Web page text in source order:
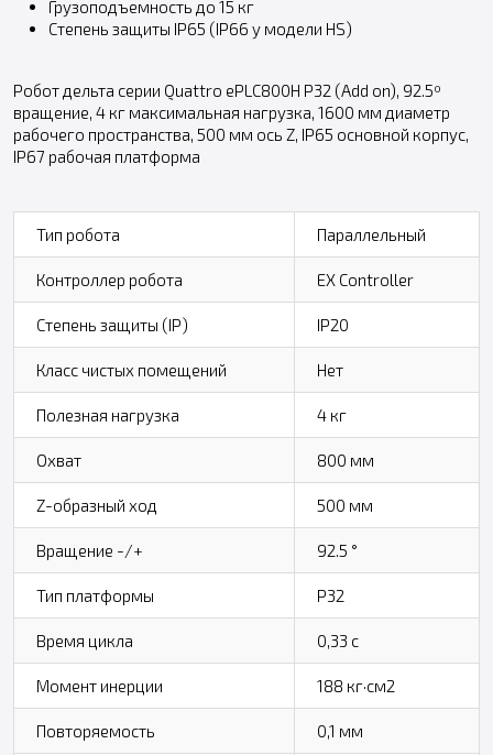
Грузоподъемность до 15 кг
Степень защиты IP65 (IP66 у модели HS)
Робот дельта серии Quattro ePLC800H P32 (Add on), 92.5º
вращение, 4 кг максимальная нагрузка, 1600 мм диаметр
рабочего пространства, 500 мм ось Z, IP65 основной корпус,
IP67 рабочая платформа
Тип робота Параллельный
Контроллер робота EX Controller
Степень защиты (IP) IP20
Класс чистых помещений Нет
Полезная нагрузка 4 кг
Охват 800 мм
Z-образный ход 500 мм
Вращение -/+ 92.5 °
Тип платформы P32
Время цикла 0,33 с
Момент инерции 188 кг·см2
Повторяемость 0,1 мм